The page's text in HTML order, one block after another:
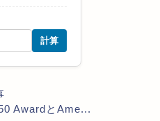
計算
AwardとAme...